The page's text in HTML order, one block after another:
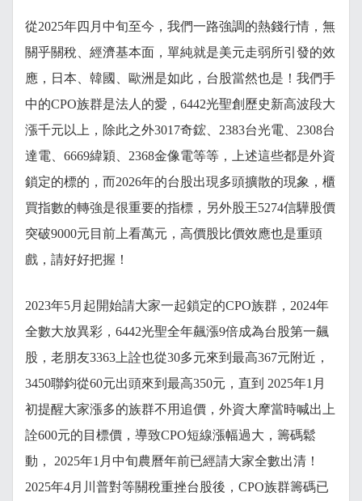
從2025年四月中旬至今，我們一路強調的熱錢行情，無
關乎關稅、經濟基本面，單純就是美元走弱所引發的效
應，日本、韓國、歐洲是如此，台股當然也是！我們手
中的CPO族群是法人的愛，6442光聖創歷史新高波段大
漲千元以上，除此之外3017奇鋐、2383台光電、2308台
達電、6669緯穎、2368金像電等等，上述這些都是外資
鎖定的標的，而2026年的台股出現多頭擴散的現象，櫃
買指數的轉強是很重要的指標，另外股王5274信驊股價
突破9000元目前上看萬元，高價股比價效應也是重頭
戲，請好好把握！
2023年5月起開始請大家一起鎖定的CPO族群，2024年
全數大放異彩，6442光聖全年飆漲9倍成為台股第一飆
股，老朋友3363上詮也從30多元來到最高367元附近，
3450聯鈞從60元出頭來到最高350元，直到 2025年1月
初提醒大家漲多的族群不用追價，外資大摩當時喊出上
詮600元的目標價，導致CPO短線漲幅過大，籌碼鬆
動， 2025年1月中旬農曆年前已經請大家全數出清！
2025年4月川普對等關稅重挫台股後，CPO族群籌碼已